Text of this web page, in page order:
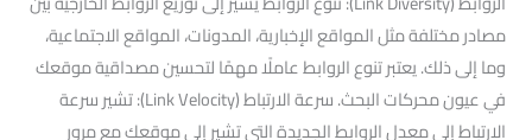
مصادر مختلفة مثل المواقع الإخبارية، المدونات، المواقع الاجتماعية،
وما إلى ذلك. يعتبر تنوع الروابط عاملًا مهمًا لتحسين مصداقية موقعك
في عيون محركات البحث. سرعة الارتباط (Link Velocity): تشير سرعة
الارتباط إلى معدل الروابط الجديدة التي تشير إلى موقعك مع مرور